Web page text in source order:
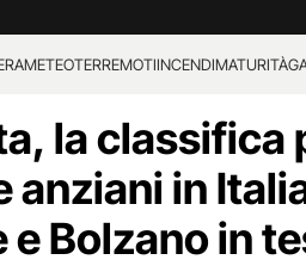
METEOTERREMOTIINCENDIMATURITÀ
la classifica
anziani in
e Bolzano in